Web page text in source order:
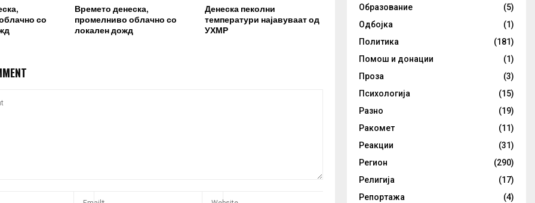
со
Времето денеска,
промелниво облачно со
локален дожд
Денеска пеколни
температури најавуваат од
УХМР
Образование
(5)
Одбојка
(1)
Политика
(181)
Помош и донации
(1)
Проза
(3)
Психологија
(15)
Разно
(19)
Ракомет
(11)
Реакции
(31)
Регион
(290)
Религија
(17)
Репортажа
(4)